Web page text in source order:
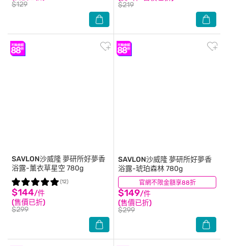
$129
$219
SAVLON沙威隆夢研所好夢香
浴露-薰衣草星空 780g
$144/件
(售價已折)
$299
(12) 官網不限金額享88折
SAVLON沙威隆夢研所好夢香
浴露-琥珀森林 780g
$149/件
(售價已折)
$299
(5)